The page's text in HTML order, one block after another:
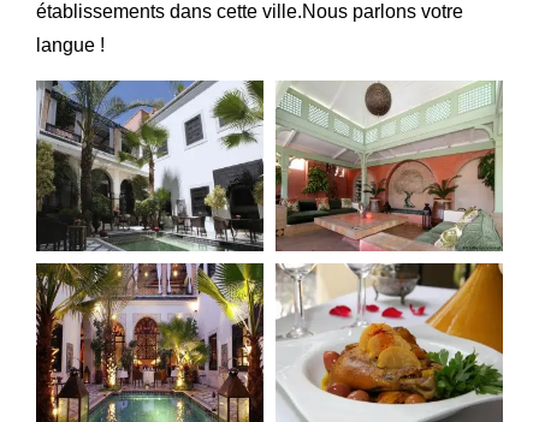
établissements dans cette ville.Nous parlons votre
langue !